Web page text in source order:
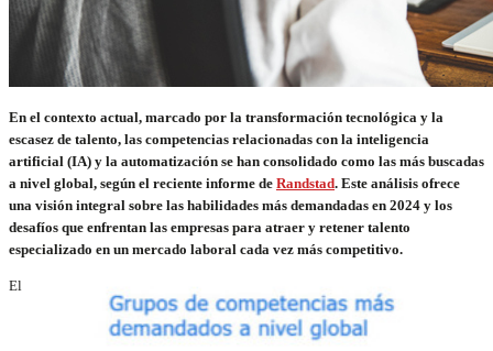
En el contexto actual, marcado por la transformación tecnológica y la
escasez de talento, las competencias relacionadas con la inteligencia
artificial (IA) y la automatización se han consolidado como las más buscadas
a nivel global, según el reciente informe de Randstad. Este análisis ofrece
una visión integral sobre las habilidades más demandadas en 2024 y los
desafíos que enfrentan las empresas para atraer y retener talento
especializado en un mercado laboral cada vez más competitivo.
El